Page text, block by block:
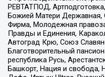
РЕВТАТПОД,
Божией Матери Державная,
Фирма, Молодежная
Правды и Единения,
Автоград Крю, Союз
Благотворительный
республика Русь,
Башкорт, Нация и свобода,